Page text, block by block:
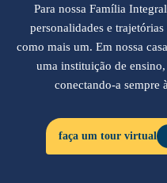
Para nossa Família
personalidades e
como mais um. Em nossa
uma instituição de
conectando-a sempre
faça um tour virtual